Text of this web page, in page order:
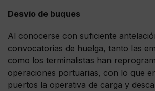
Desvío de buques
Al conocerse con suficiente
convocatorias de huelga, tanto las
como los terminalistas han
operaciones portuarias, con lo que
puertos la operativa de carga y